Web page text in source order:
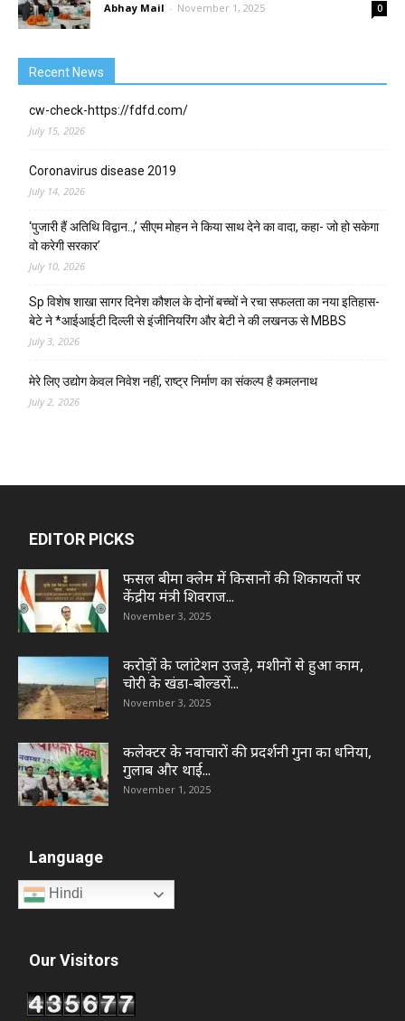
Abhay Mail - November 1, 2025 0
Recent News
cw-check-https://fdfd.com/
July 15, 2026
Coronavirus disease 2019
July 14, 2026
‘पुजारी हैं अतिथि विद्वान..,’ सीएम मोहन ने किया साथ देने का वादा, कहा- जो हो सकेगा
वो करेगी सरकार’
July 10, 2026
Sp विशेष शाखा सागर दिनेश कौशल के दोनों बच्चों ने रचा सफलता का नया इतिहास-
बेटे ने *आईआईटी दिल्ली से इंजीनियरिंग और बेटी ने की लखनऊ से MBBS
July 3, 2026
मेरे लिए उद्योग केवल निवेश नहीं, राष्ट्र निर्माण का संकल्प है कमलनाथ
July 2, 2026
EDITOR PICKS
फसल बीमा क्लेम में किसानों की शिकायतों पर
केंद्रीय मंत्री शिवराज...
November 3, 2025
करोड़ों के प्लांटेशन उजड़े, मशीनों से हुआ काम,
चोरी के खंडा-बोल्डरों...
November 3, 2025
कलेक्टर के नवाचारों की प्रदर्शनी गुना का धनिया,
गुलाब और थाई...
November 1, 2025
Language
Hindi
Our Visitors